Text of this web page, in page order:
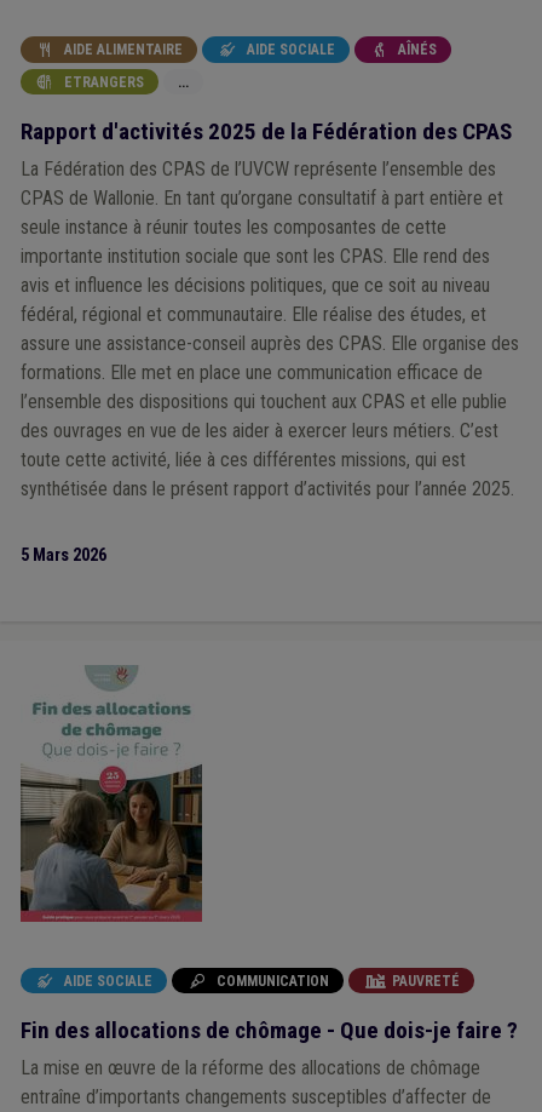
 AIDE ALIMENTAIRE  AIDE SOCIALE  AÎNÉS
 ETRANGERS ...
Rapport d'activités 2025 de la Fédération des CPAS
La Fédération des CPAS de l’UVCW représente l’ensemble des
CPAS de Wallonie. En tant qu’organe consultatif à part entière et
seule instance à réunir toutes les composantes de cette
importante institution sociale que sont les CPAS. Elle rend des
avis et influence les décisions politiques, que ce soit au niveau
fédéral, régional et communautaire. Elle réalise des études, et
assure une assistance-conseil auprès des CPAS. Elle organise des
formations. Elle met en place une communication efficace de
l’ensemble des dispositions qui touchent aux CPAS et elle publie
des ouvrages en vue de les aider à exercer leurs métiers. C’est
toute cette activité, liée à ces différentes missions, qui est
synthétisée dans le présent rapport d’activités pour l’année 2025.
5 Mars 2026
 AIDE SOCIALE  COMMUNICATION  PAUVRETÉ
Fin des allocations de chômage - Que dois-je faire ?
La mise en œuvre de la réforme des allocations de chômage
entraîne d’importants changements susceptibles d’affecter de